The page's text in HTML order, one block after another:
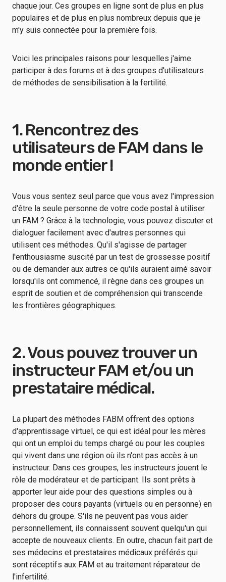
chaque jour. Ces groupes en ligne sont de plus en plus
populaires et de plus en plus nombreux depuis que je
m'y suis connectée pour la première fois.
Voici les principales raisons pour lesquelles j'aime
participer à des forums et à des groupes d'utilisateurs
de méthodes de sensibilisation à la fertilité.
1. Rencontrez des
utilisateurs de FAM dans le
monde entier !
Vous vous sentez seul parce que vous avez l'impression
d'être la seule personne de votre code postal à utiliser
un FAM ? Grâce à la technologie, vous pouvez discuter et
dialoguer facilement avec d'autres personnes qui
utilisent ces méthodes. Qu'il s'agisse de partager
l'enthousiasme suscité par un test de grossesse positif
ou de demander aux autres ce qu'ils auraient aimé savoir
lorsqu'ils ont commencé, il règne dans ces groupes un
esprit de soutien et de compréhension qui transcende
les frontières géographiques.
2. Vous pouvez trouver un
instructeur FAM et/ou un
prestataire médical.
La plupart des méthodes FABM offrent des options
d'apprentissage virtuel, ce qui est idéal pour les mères
qui ont un emploi du temps chargé ou pour les couples
qui vivent dans une région où ils n'ont pas accès à un
instructeur. Dans ces groupes, les instructeurs jouent le
rôle de modérateur et de participant. Ils sont prêts à
apporter leur aide pour des questions simples ou à
proposer des cours payants (virtuels ou en personne) en
dehors du groupe. S'ils ne peuvent pas vous aider
personnellement, ils connaissent souvent quelqu'un qui
accepte de nouveaux clients. En outre, chacun fait part de
ses médecins et prestataires médicaux préférés qui
sont réceptifs aux FAM et au traitement réparateur de
l'infertilité.